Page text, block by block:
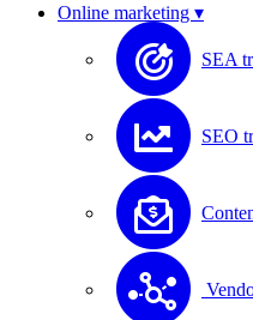
Online marketing ▾
SEA
SEO